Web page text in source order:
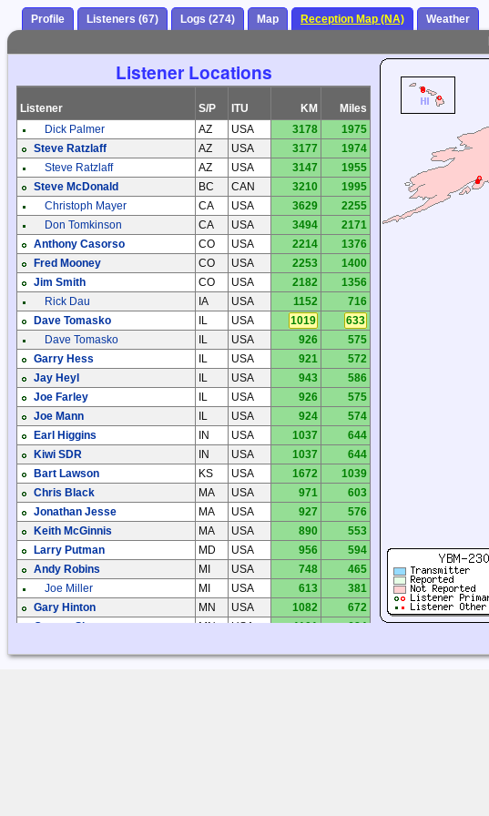
Profile Listeners (67) Logs (274) Map Reception Map (NA) Weather
Listener Locations
Listener S/P ITU KM
Miles
Dick Palmer
AZ USA 3178
1975
Steve Ratzlaff
AZ USA 3177
1974
Steve Ratzlaff
AZ USA 3147
1955
Steve McDonald
BC CAN 3210
1995
Christoph Mayer
CA USA 3629
2255
Don Tomkinson
CA USA 3494
2171
Anthony Casorso
CO USA 2214
1376
Fred Mooney
CO USA 2253
1400
Jim Smith
CO USA 2182
1356
Rick Dau
IA USA 1152
716
Dave Tomasko
IL USA 1019
633
Dave Tomasko
IL USA 926
575
Garry Hess
IL USA 921
572
Jay Heyl
IL USA 943
586
Joe Farley
IL USA 926
575
Joe Mann
IL USA 924
574
Earl Higgins
IN USA 1037
644
Kiwi SDR
IN USA 1037
644
Bart Lawson
KS USA 1672
1039
Chris Black
MA USA 971
603
Jonathan Jesse
MA USA 927
576
Keith McGinnis
MA USA 890
553
Larry Putman
MD USA 956
594
Andy Robins
MI USA 748
465
Joe Miller
MI USA 613
381
Gary Hinton
MN USA 1082
672
George Sherman
MN USA 1101
684